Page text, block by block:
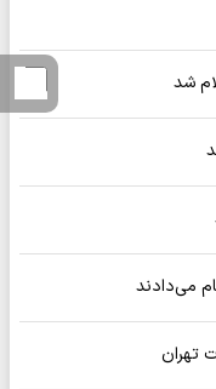
شد
می‌دادند
تهران